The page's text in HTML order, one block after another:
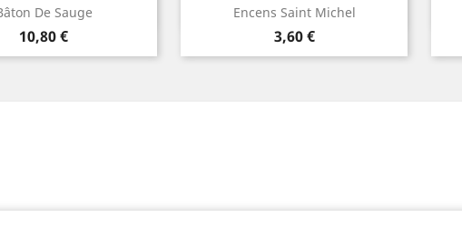
De Sauge
Prix
10,80 €
Aperçu rapide Encens Saint Michel
Prix
3,60 €
Aperçu rapide